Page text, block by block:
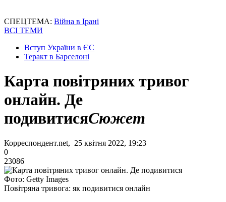
СПЕЦТЕМА: Війна в Ірані
ВСІ ТЕМИ
Вступ України в ЄС
Теракт в Барселоні
Карта повітряних тривог
онлайн. Де
подивитисяСюжет
Корреспондент.net, 25 квітня 2022, 19:23
0
23086
Фото: Getty Images
Повітряна тривога: як подивитися онлайн